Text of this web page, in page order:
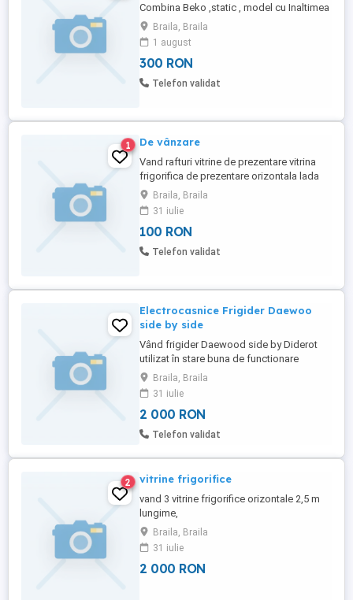
Combina Beko ,static , model cu Inaltimea
de 2.02 m ,toate sau la cerere ,pretul este
negociabil.
Braila, Braila
1 august
300 RON
Telefon validat
1 De vânzare
Vand rafturi vitrine de prezentare vitrina
frigorifica de prezentare orizontala lada
frigorifica pt magazin alimentar. Toate se
prezintă impecabil Contact
Braila, Braila
31 iulie
100 RON
Telefon validat
Electrocasnice Frigider Daewoo
side by side
Vând frigider Daewood side by Diderot
utilizat în stare buna de functionare
Braila, Braila
31 iulie
2 000 RON
Telefon validat
2 vitrine frigorifice
vand 3 vitrine frigorifice orizontale 2,5 m
lungime,
Braila, Braila
31 iulie
2 000 RON